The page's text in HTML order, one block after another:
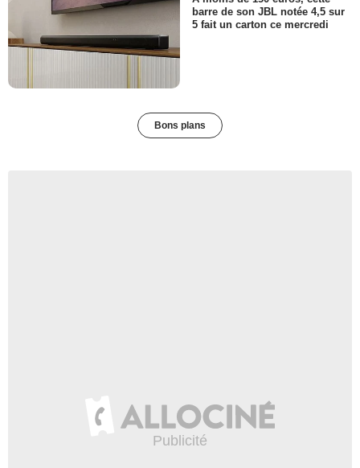
barre de son JBL notée 4,5 sur
5 fait un carton ce mercredi
Bons plans